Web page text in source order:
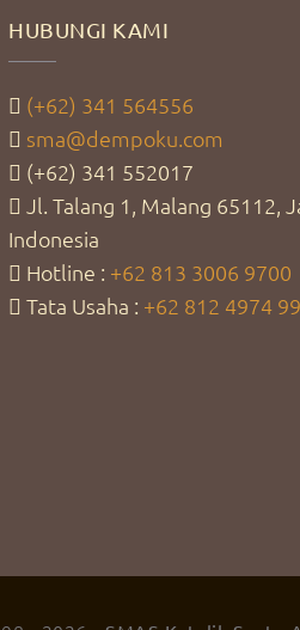
HUBUNGI KAMI
(+62) 341 564556
sma@dempoku.com
(+62) 341 552017
Jl. Talang 1, Malang 65112,
Indonesia
Hotline : +62 813 3006 9700
Tata Usaha : +62 812 4974